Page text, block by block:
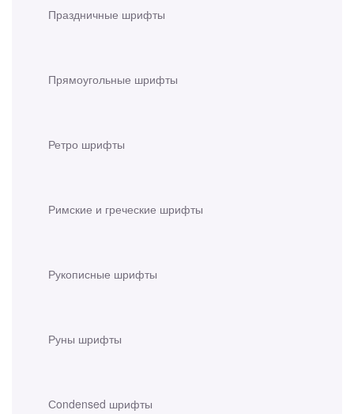
Праздничные шрифты
Прямоугольные шрифты
Ретро шрифты
Римские и греческие шрифты
Рукописные шрифты
Руны шрифты
Сondensed шрифты